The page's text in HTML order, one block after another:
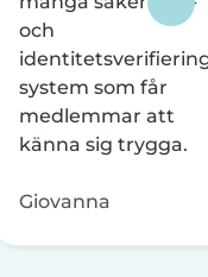
och
system som får
medlemmar att
känna sig trygga.
Giovanna